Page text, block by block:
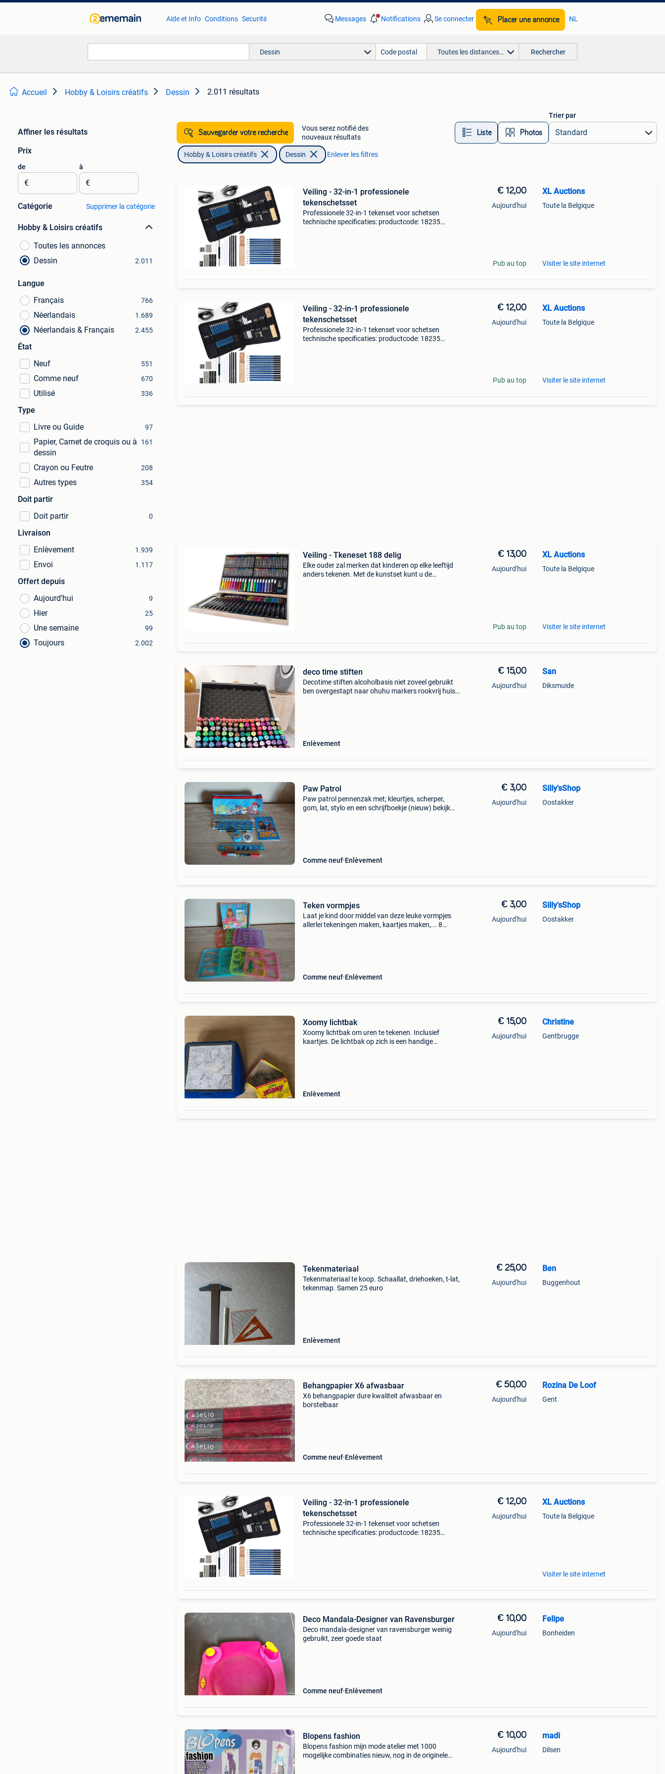
Aide et Info Conditions Securité Messages Notifications Se connecter Placer une annonce NL
Dessin Toutes les distances… Rechercher
Accueil Hobby & Loisirs créatifs Dessin 2.011 résultats
Affiner les résultats
Prix
de
€
à
€
Catégorie Supprimer la catégorie
Hobby & Loisirs créatifs
Toutes les annonces
Dessin
2.011
Langue
Français
766
Néerlandais 1.689
Néerlandais & Français 2.455
État
Neuf
551
Comme neuf 670
Utilisé 336
Type
Livre ou Guide
97
Papier, Carnet de croquis ou à
dessin
161
Crayon ou Feutre 208
Autres types 354
Doit partir
Doit partir
0
Livraison
Enlèvement
1.939
Envoi 1.117
Offert depuis
Aujourd’hui
9
Hier 25
Une semaine 99
Toujours 2.002
Sauvegarder votre recherche
Vous serez notifié des
nouveaux résultats
Liste Photos
Trier par
Hobby & Loisirs créatifs Dessin Enlever les filtres
Veiling - 32-in-1 professionele
tekenschetsset
Professionele 32-in-1 tekenset voor schetsen
technische specificaties: productcode: 18235
€ 12,00
Aujourd'hui
Pub au top
XL Auctions
Toute la Belgique
Visiter le site internet
Veiling - 32-in-1 professionele
tekenschetsset
Professionele 32-in-1 tekenset voor schetsen
technische specificaties: productcode: 18235
€ 12,00
Aujourd'hui
Pub au top
XL Auctions
Toute la Belgique
Visiter le site internet
Veiling - Tkeneset 188 delig
Elke ouder zal merken dat kinderen op elke leeftijd
anders tekenen. Met de kunstset kunt u de
€ 13,00
Aujourd'hui
Pub au top
XL Auctions
Toute la Belgique
Visiter le site internet
deco time stiften
Decotime stiften alcoholbasis niet zoveel gebruikt
ben overgestapt naar ohuhu markers rookvrij huis
Enlèvement
€ 15,00
Aujourd'hui
San
Diksmuide
Paw Patrol
Paw patrol pennenzak met; kleurtjes, scherper,
gom, lat, stylo en een schrijfboekje (nieuw) bekijk
Comme neuf Enlèvement
€ 3,00
Aujourd'hui
Silly'sShop
Oostakker
Teken vormpjes
Laat je kind door middel van deze leuke vormpjes
allerlei tekeningen maken, kaartjes maken,... 8
Comme neuf Enlèvement
€ 3,00
Aujourd'hui
Silly'sShop
Oostakker
Xoomy lichtbak
Xoomy lichtbak om uren te tekenen. Inclusief
kaartjes. De lichtbak op zich is een handige
Enlèvement
€ 15,00
Aujourd'hui
Christine
Gentbrugge
Tekenmateriaal
Tekenmateriaal te koop. Schaallat, driehoeken, t-lat,
tekenmap. Samen 25 euro
Enlèvement
€ 25,00
Aujourd'hui
Ben
Buggenhout
Behangpapier X6 afwasbaar
X6 behangpapier dure kwaliteit afwasbaar en
borstelbaar
Comme neuf Enlèvement
€ 50,00
Aujourd'hui
Rozina De Loof
Gent
Veiling - 32-in-1 professionele
tekenschetsset
Professionele 32-in-1 tekenset voor schetsen
technische specificaties: productcode: 18235
€ 12,00
Aujourd'hui
XL Auctions
Toute la Belgique
Visiter le site internet
Deco Mandala-Designer van Ravensburger
Deco mandala-designer van ravensburger weinig
gebruikt, zeer goede staat
Comme neuf Enlèvement
€ 10,00
Aujourd'hui
Felipe
Bonheiden
Blopens fashion
Blopens fashion mijn mode atelier met 1000
mogelijke combinaties nieuw, nog in de originele
€ 10,00
Aujourd'hui
madi
Dilsen